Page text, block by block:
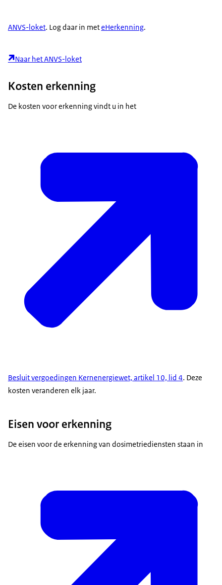
ANVS-loket. Log daar in meteHerkenning.
Naar het ANVS-loket
Kosten erkenning
De kosten voor erkenning vindt u in het
Besluit vergoedingen Kernenergiewet, artikel 10, lid 4. Deze
kosten veranderen elk jaar.
Eisen voor erkenning
De eisen voor de erkenning van dosimetriediensten staan in